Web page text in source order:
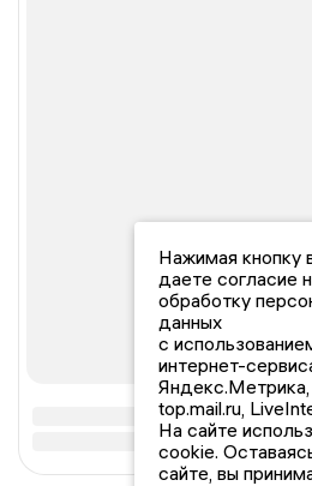
Нажимая кнопку
даете согласие
обработку
данных
с
интернет-
Яндекс.Метрика,
top.mail.ru,
На сайте
cookie.
сайте, вы